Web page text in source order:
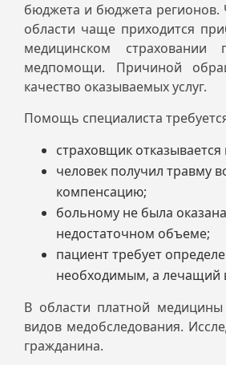
бюджета и бюджета регионов.
области чаще приходится
медицинском страховании
медпомощи. Причиной
качество оказываемых услуг.
Помощь специалиста
страховщик
человек получил травму
компенсацию;
больному не была
недостаточном объеме;
пациент требует
необходимым, а лечащий
В области платной
видов медобследования.
гражданина.